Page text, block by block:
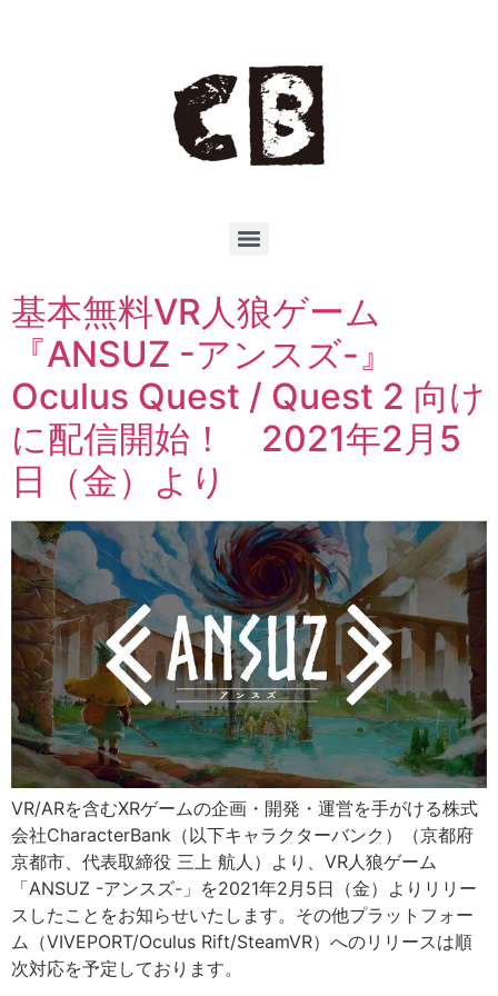
基本無料VR人狼ゲーム
『ANSUZ -アンスズ-』
Oculus Quest / Quest 2 向け
に配信開始！ 2021年2月5
日（金）より
VR/ARを含むXRゲームの企画・開発・運営を手がける株式
会社CharacterBank（以下キャラクターバンク）（京都府
京都市、代表取締役 三上 航人）より、VR人狼ゲーム
「ANSUZ -アンスズ-」を2021年2月5日（金）よりリリー
スしたことをお知らせいたします。その他プラットフォー
ム（VIVEPORT/Oculus Rift/SteamVR）へのリリースは順
次対応を予定しております。